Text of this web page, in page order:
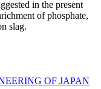
in the present
of phosphate,
slag.
OF JAPAN